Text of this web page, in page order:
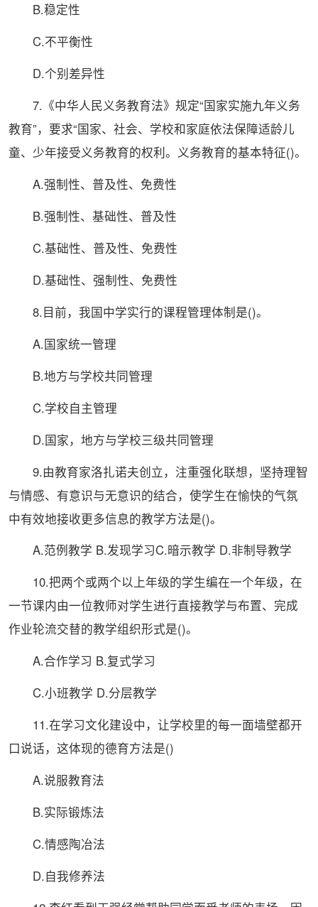
B.稳定性
C.不平衡性
D.个别差异性
7.《中华人民义务教育法》规定“国家实施九年义务
教育”，要求“国家、社会、学校和家庭依法保障适龄儿
童、少年接受义务教育的权利。义务教育的基本特征()。
A.强制性、普及性、免费性
B.强制性、基础性、普及性
C.基础性、普及性、免费性
D.基础性、强制性、免费性
8.目前，我国中学实行的课程管理体制是()。
A.国家统一管理
B.地方与学校共同管理
C.学校自主管理
D.国家，地方与学校三级共同管理
9.由教育家洛扎诺夫创立，注重强化联想，坚持理智
与情感、有意识与无意识的结合，使学生在愉快的气氛
中有效地接收更多信息的教学方法是()。
A.范例教学 B.发现学习C.暗示教学 D.非制导教学
10.把两个或两个以上年级的学生编在一个年级，在
一节课内由一位教师对学生进行直接教学与布置、完成
作业轮流交替的教学组织形式是()。
A.合作学习 B.复式学习
C.小班教学 D.分层教学
11.在学习文化建设中，让学校里的每一面墙壁都开
口说话，这体现的德育方法是()
A.说服教育法
B.实际锻炼法
C.情感陶冶法
D.自我修养法